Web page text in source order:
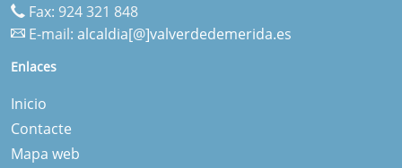
Fax: 924 321 848
E-mail: alcaldia[@]valverdedemerida.es
Enlaces
Inicio
Contacte
Mapa web